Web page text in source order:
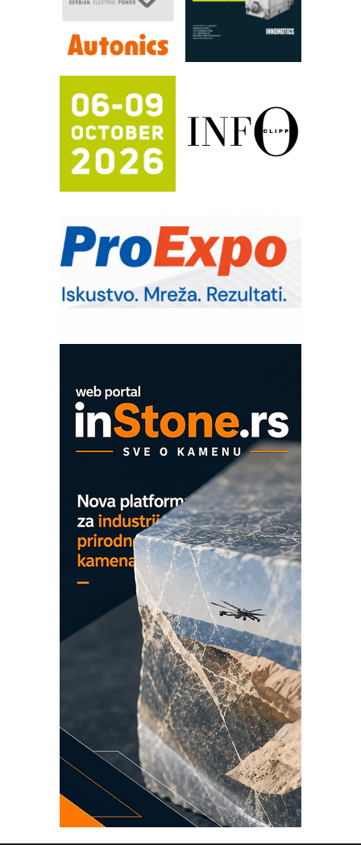
Proizvodnja iC7 Hybrid 1500 VDC
mrežnog pretvarača sa tečnim
hlađenjem
Trajna oznaka kao dugoročna korist
Bezbednost na prvom mestu!
IB BLUMENAUER - više od 40 godina
poverenja u industriji
COMBYPACK
– Pametna signalizacija za efikasnije
upravljanje mašinama
Sigurnije ispitivanje transformatora u
solarnim elektranama i vetroparkovima
Pranje točkova na gradilištu- standard
ROSA i SCHUNK podižu proizvodnju
Detekcija različitih oblika
MAREX - Lim i mašine za savremena
rešenja
Marcom-plast d.o.o.- vaš pouzdan
CTO - Prilagodite svoju toplinsku
obradu!